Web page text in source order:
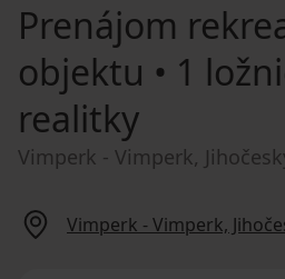
Prenájom
objektu • 1
realitky
Vimperk - Vimperk,
Vimperk - Vimperk,